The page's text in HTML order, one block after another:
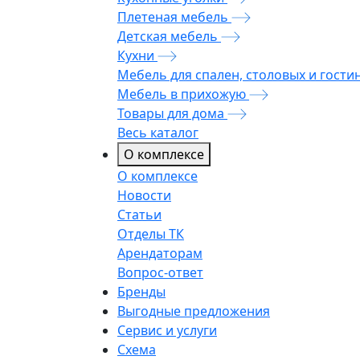
Плетеная мебель
Детская мебель
Кухни
Мебель для спален, столовых и
Мебель в прихожую
Товары для дома
Весь каталог
О комплексе
О комплексе
Новости
Статьи
Отделы ТК
Арендаторам
Вопрос-ответ
Бренды
Выгодные предложения
Сервис и услуги
Схема